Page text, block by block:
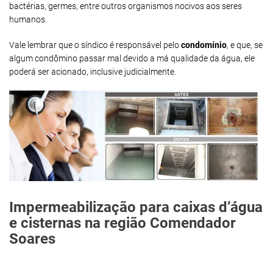
bactérias, germes, entre outros organismos nocivos aos seres
humanos.
Vale lembrar que o síndico é responsável pelocondomínio, e que, se
algum condômino passar mal devido a má qualidade da água, ele
poderá ser acionado, inclusive judicialmente.
Impermeabilização para caixas d’água
e cisternas na região Comendador
Soares